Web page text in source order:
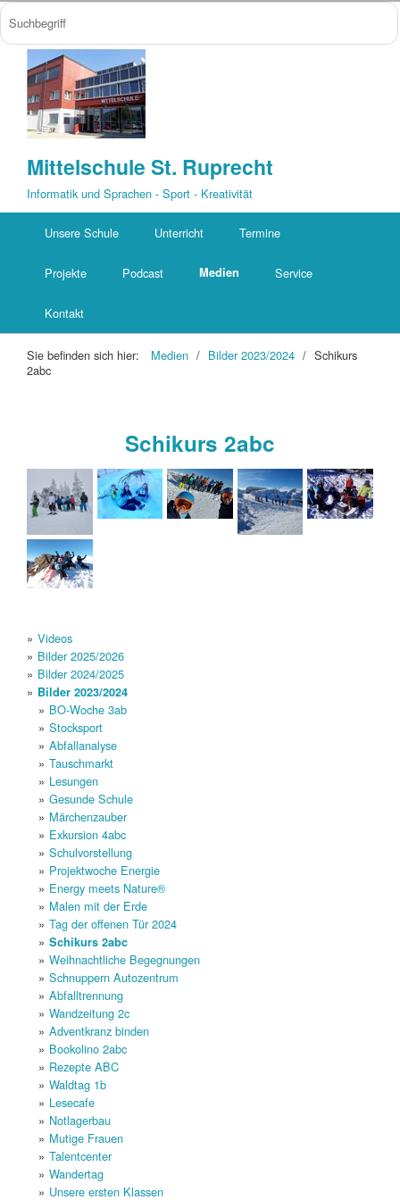
Mittelschule St. Ruprecht
Informatik und Sprachen - Sport - Kreativität
Unsere Schule Unterricht Termine
Projekte Podcast Medien Service
Kontakt
Sie befinden sich hier: Medien / Bilder 2023/2024 / Schikurs
2abc
Schikurs 2abc
Videos
Bilder 2025/2026
Bilder 2024/2025
Bilder 2023/2024
BO-Woche 3ab
Stocksport
Abfallanalyse
Tauschmarkt
Lesungen
Gesunde Schule
Märchenzauber
Exkursion 4abc
Schulvorstellung
Projektwoche Energie
Energy meets Nature®
Malen mit der Erde
Tag der offenen Tür 2024
Schikurs 2abc
Weihnachtliche Begegnungen
Schnuppern Autozentrum
Abfalltrennung
Wandzeitung 2c
Adventkranz binden
Bookolino 2abc
Rezepte ABC
Waldtag 1b
Lesecafe
Notlagerbau
Mutige Frauen
Talentcenter
Wandertag
Unsere ersten Klassen